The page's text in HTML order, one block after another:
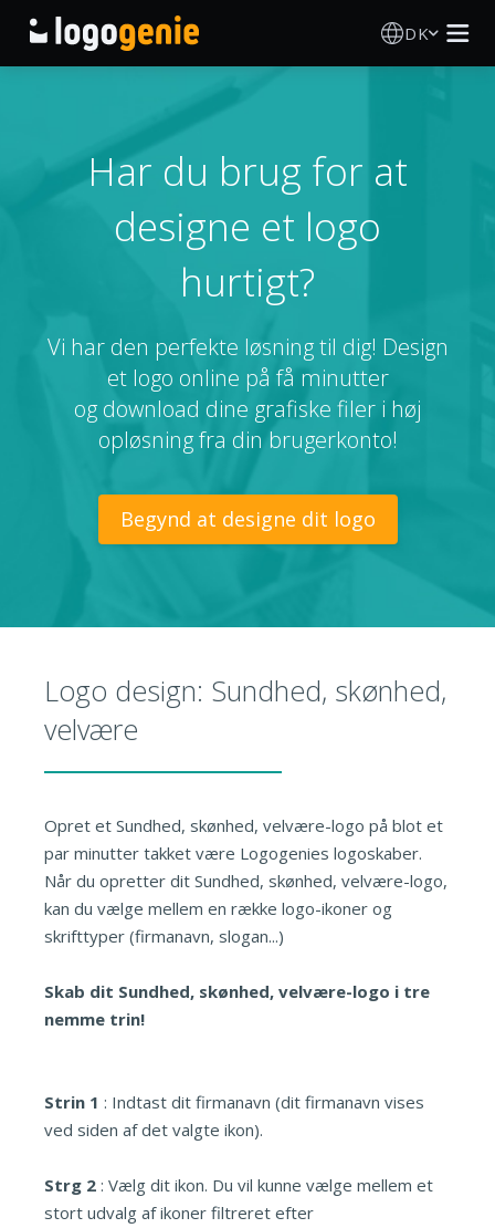
DK
AI logogenerator
Logoidéer
Trykte produkter
Om
Har du brug for at
designe et logo
hurtigt?
Vi har den perfekte løsning til dig! Design
et logo online på få minutter
og download dine grafiske filer i høj
opløsning fra din brugerkonto!
Begynd at designe dit logo
Logo design: Sundhed, skønhed,
velvære
Opret et Sundhed, skønhed, velvære-logo på blot et
par minutter takket være Logogenies logoskaber.
Når du opretter dit Sundhed, skønhed, velvære-logo,
kan du vælge mellem en række logo-ikoner og
skrifttyper (firmanavn, slogan...)
Skab dit Sundhed, skønhed, velvære-logo i tre
nemme trin!
Strin 1 : Indtast dit firmanavn (dit firmanavn vises
ved siden af det valgte ikon).
Strg 2 : Vælg dit ikon. Du vil kunne vælge mellem et
stort udvalg af ikoner filtreret efter